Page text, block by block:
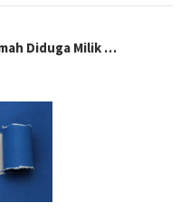
Diduga Milik …